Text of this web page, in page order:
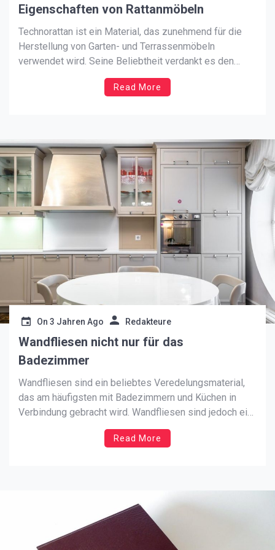
Eigenschaften von Rattanmöbeln
Technorattan ist ein Material, das zunehmend für die
Herstellung von Garten- und Terrassenmöbeln
verwendet wird. Seine Beliebtheit verdankt es den
vielen Vorteilen, die Technorattan gegenüber anderen
Materialien hat. Eigenschaften von Rattanmöbeln
Zweitens ist […]
Read More
On 3 Jahren Ago Redakteure
Wandfliesen nicht nur für das
Badezimmer
Wandfliesen sind ein beliebtes Veredelungsmaterial,
das am häufigsten mit Badezimmern und Küchen in
Verbindung gebracht wird. Wandfliesen sind jedoch ein
universelles Material, das sich auch in anderen Räumen
des Hauses gut macht. Wandfliesen Wandfliesen
Read More